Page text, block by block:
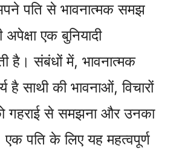
पति से भावनात्मक समझ
एक बुनियादी
है। संबंधों में, भावनात्मक
है साथी की भावनाओं, विचारों
गहराई से समझना और उनका
पति के लिए यह महत्वपूर्ण